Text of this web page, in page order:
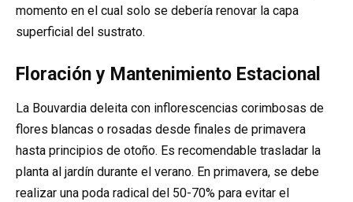
momento en el cual solo se debería renovar la capa
superficial del sustrato.
Floración y Mantenimiento Estacional
La Bouvardia deleita con inflorescencias corimbosas de
flores blancas o rosadas desde finales de primavera
hasta principios de otoño. Es recomendable trasladar la
planta al jardín durante el verano. En primavera, se debe
realizar una poda radical del 50-70% para evitar el